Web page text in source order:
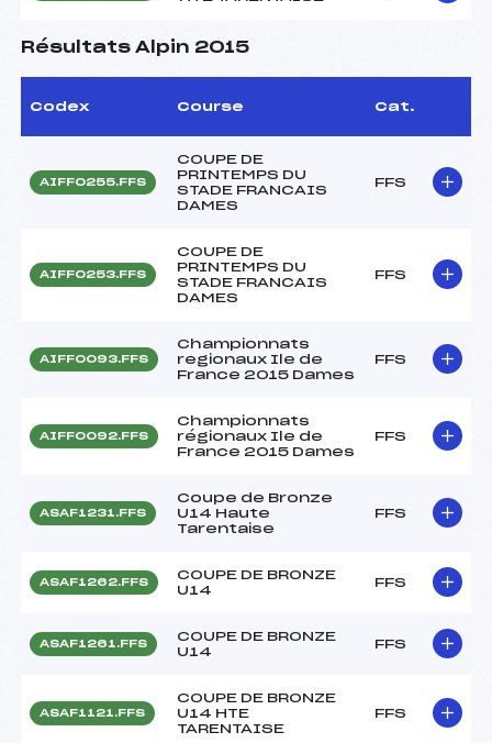
Résultats Alpin 2015
Codex Course Cat.
AIFF0255.FFS
COUPE DE
PRINTEMPS DU
STADE FRANCAIS
DAMES
FFS
AIFF0253.FFS
COUPE DE
PRINTEMPS DU
STADE FRANCAIS
DAMES
FFS
AIFF0093.FFS
Championnats
regionaux Ile de
France 2015 Dames
FFS
AIFF0092.FFS
Championnats
régionaux Ile de
France 2015 Dames
FFS
ASAF1231.FFS
Coupe de Bronze
U14 Haute
Tarentaise
FFS
ASAF1262.FFS
COUPE DE BRONZE
U14
FFS
ASAF1261.FFS
COUPE DE BRONZE
U14
FFS
ASAF1121.FFS
COUPE DE BRONZE
U14 HTE
TARENTAISE
FFS